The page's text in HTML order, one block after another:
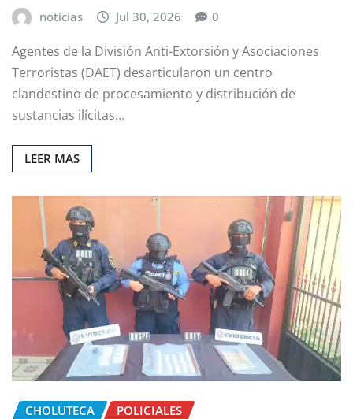
noticias Jul 30, 2026 0
Agentes de la División Anti-Extorsión y Asociaciones
Terroristas (DAET) desarticularon un centro
clandestino de procesamiento y distribución de
sustancias ilícitas…
LEER MAS
CHOLUTECA POLICIALES